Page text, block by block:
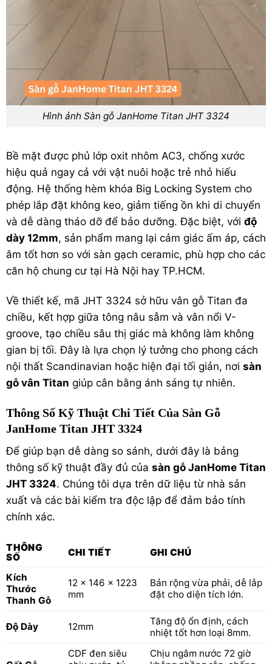
Hình ảnh Sàn gỗ JanHome Titan JHT 3324
Bề mặt được phủ lớp oxit nhôm AC3, chống xước
hiệu quả ngay cả với vật nuôi hoặc trẻ nhỏ hiếu
động. Hệ thống hèm khóa Big Locking System cho
phép lắp đặt không keo, giảm tiếng ồn khi di chuyển
và dễ dàng tháo dỡ để bảo dưỡng. Đặc biệt, với độ
dày 12mm, sản phẩm mang lại cảm giác ấm áp, cách
âm tốt hơn so với sàn gạch ceramic, phù hợp cho các
căn hộ chung cư tại Hà Nội hay TP.HCM.
Về thiết kế, mã JHT 3324 sở hữu vân gỗ Titan đa
chiều, kết hợp giữa tông nâu sẫm và vân nổi V-
groove, tạo chiều sâu thị giác mà không làm không
gian bị tối. Đây là lựa chọn lý tưởng cho phong cách
nội thất Scandinavian hoặc hiện đại tối giản, nơi sàn
gỗ vân Titan giúp cân bằng ánh sáng tự nhiên.
Thông Số Kỹ Thuật Chi Tiết Của Sàn Gỗ
JanHome Titan JHT 3324
Để giúp bạn dễ dàng so sánh, dưới đây là bảng
thông số kỹ thuật đầy đủ của sàn gỗ JanHome Titan
JHT 3324. Chúng tôi dựa trên dữ liệu từ nhà sản
xuất và các bài kiểm tra độc lập để đảm bảo tính
chính xác.
THÔNG
SỐ
CHI TIẾT GHI CHÚ
Kích
Thước
Thanh Gỗ
12 × 146 × 1223
mm
Bản rộng vừa phải, dễ lắp
đặt cho diện tích lớn.
Độ Dày 12mm
Tăng độ ổn định, cách
nhiệt tốt hơn loại 8mm.
CDF đen siêu
Chịu ngâm nước 72 giờ